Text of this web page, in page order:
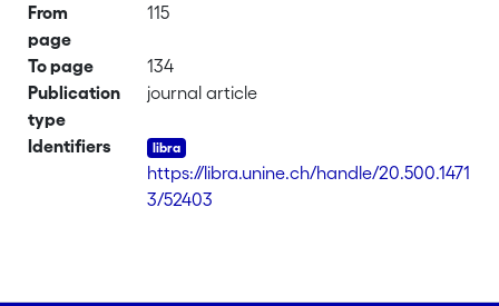
From
page
115
To page
134
Publication
type
journal article
Identifiers
https://libra.unine.ch/handle/20.500.1471
3/52403